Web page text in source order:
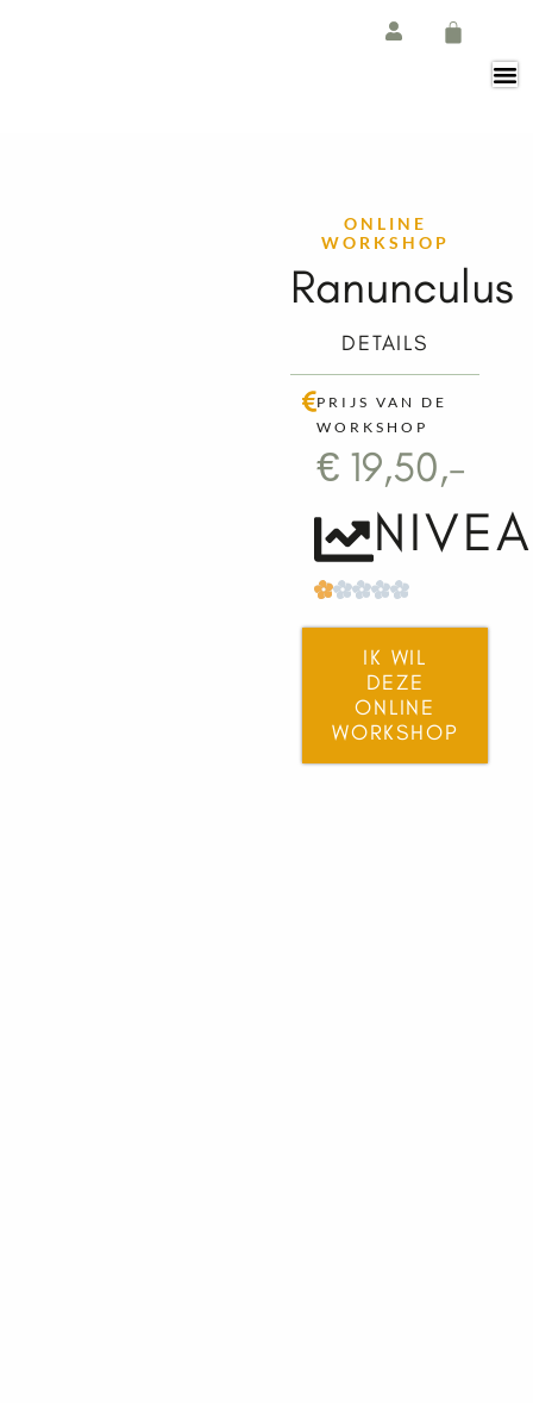
ONLINE
WORKSHOP
Ranunculus
DETAILS
PRIJS VAN DE
WORKSHOP
€ 19,50,-
IK WIL
DEZE
ONLINE
WORKSHOP